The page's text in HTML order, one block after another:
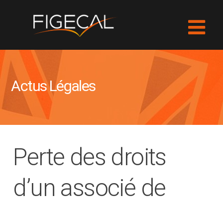
Actus Légales
Perte des droits
d’un associé de